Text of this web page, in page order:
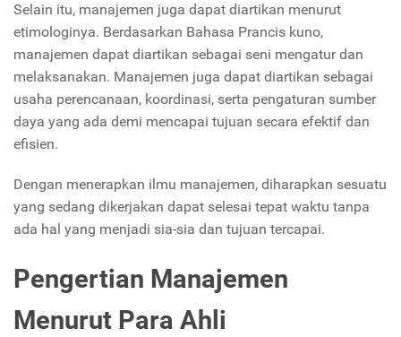
Selain itu, manajemen juga dapat diartikan menurut
etimologinya. Berdasarkan Bahasa Prancis kuno,
manajemen dapat diartikan sebagai seni mengatur dan
melaksanakan. Manajemen juga dapat diartikan sebagai
usaha perencanaan, koordinasi, serta pengaturan sumber
daya yang ada demi mencapai tujuan secara efektif dan
efisien.
Dengan menerapkan ilmu manajemen, diharapkan sesuatu
yang sedang dikerjakan dapat selesai tepat waktu tanpa
ada hal yang menjadi sia-sia dan tujuan tercapai.
Pengertian Manajemen
Menurut Para Ahli